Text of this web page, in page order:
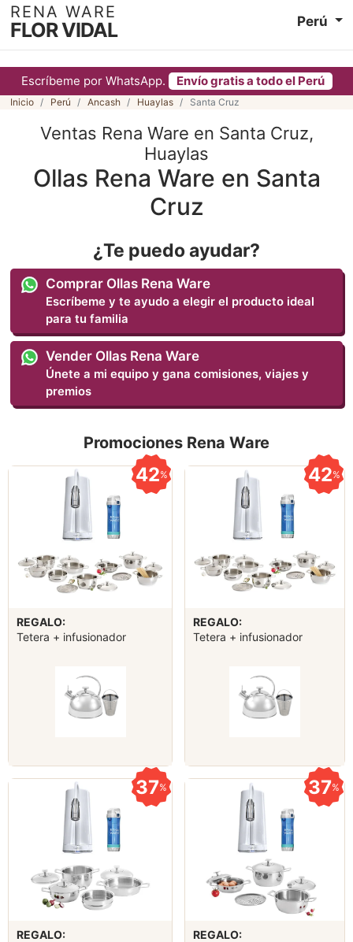
Escríbeme por WhatsApp. Envío gratis a todo el Perú
RENA WARE
FLOR VIDAL Perú
Inicio Perú Ancash Huaylas Santa Cruz
Ventas Rena Ware en Santa Cruz,
Huaylas
Ollas Rena Ware en Santa
Cruz
¿Te puedo ayudar?
Comprar Ollas Rena Ware
Escríbeme y te ayudo a elegir el producto ideal
para tu familia
Vender Ollas Rena Ware
Únete a mi equipo y gana comisiones, viajes y
premios
Promociones Rena Ware
42%
REGALO:
Tetera + infusionador
42%
REGALO:
Tetera + infusionador
37%
REGALO:
37%
REGALO: